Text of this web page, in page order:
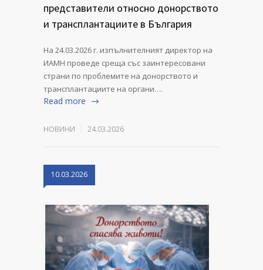
представители относно донорството
и трансплантациите в България
На 24.03.2026 г. изпълнителният директор на
ИАМН проведе среща със заинтересовани
страни по проблемите на донорството и
трансплантациите на органи….
Read more
НОВИНИ 24.03.2026
10.03.2026